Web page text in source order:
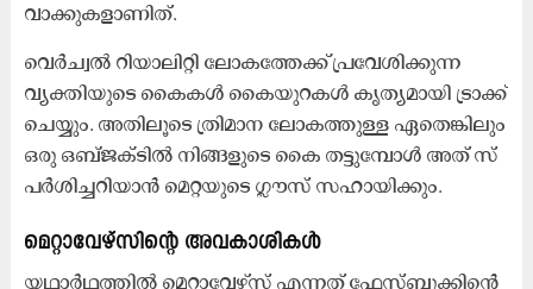
വാക്കുകളാണിത്.
വെർച്വൽ റിയാലിറ്റി ലോകത്തേക്ക്​ പ്രവേശിക്കുന്ന
വ്യക്തിയുടെ കൈകൾ കൈയുറകൾ കൃത്യമായി ട്രാക്ക്​
ചെയ്യും. അതിലൂടെ ത്രിമാന ലോകത്തുള്ള ഏതെങ്കിലും
ഒരു ഒബ്‌ജക്‌ടിൽ നിങ്ങളുടെ കൈ തട്ടുമ്പോൾ അത്​ സ്​
പർശിച്ചറിയാൻ മെറ്റയുടെ ഗ്ലൗസ്​ സഹായിക്കും.
മെറ്റാവേഴ്സിന്റെ അവകാശികൾ
യഥാർഥത്തിൽ മെറ്റാവേഴ്സ് എന്നത് ഫേസ്ബുക്കിന്റെ